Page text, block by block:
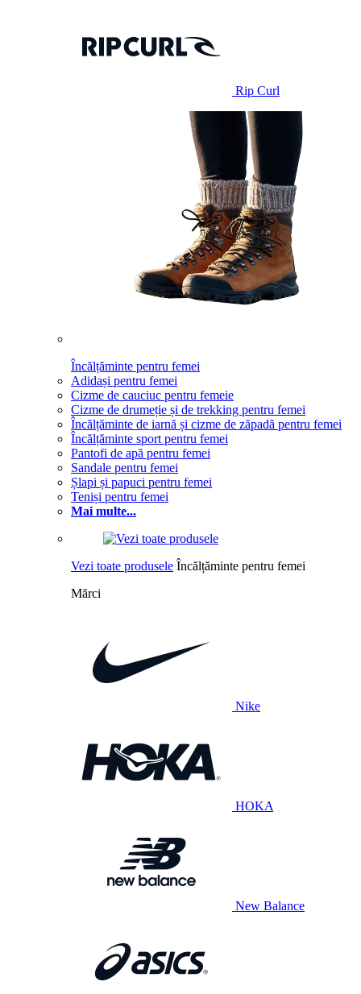
Rip Curl
Încălțăminte pentru femei
Adidași pentru femei
Cizme de cauciuc pentru femeie
Cizme de drumeție și de trekking pentru femei
Încălțăminte de iarnă și cizme de zăpadă pentru femei
Încălțăminte sport pentru femei
Pantofi de apă pentru femei
Sandale pentru femei
Șlapi și papuci pentru femei
Teniși pentru femei
Mai multe...
Vezi toate produsele Încălțăminte pentru femei
Mărci
Nike
HOKA
New Balance